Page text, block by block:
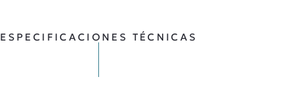
ESPECIFICACIONES TÉCNICAS